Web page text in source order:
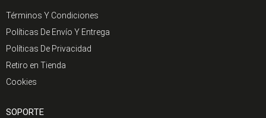
Términos Y Condiciones
Políticas De Envío Y Entrega
Políticas De Privacidad
Retiro en Tienda
Cookies
SOPORTE